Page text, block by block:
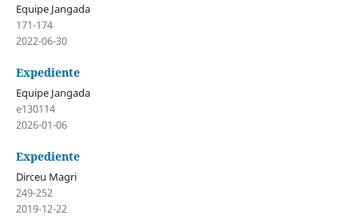
Equipe Jangada
171-174
2022-06-30
Expediente
Equipe Jangada
e130114
2026-01-06
Expediente
Dirceu Magri
249-252
2019-12-22